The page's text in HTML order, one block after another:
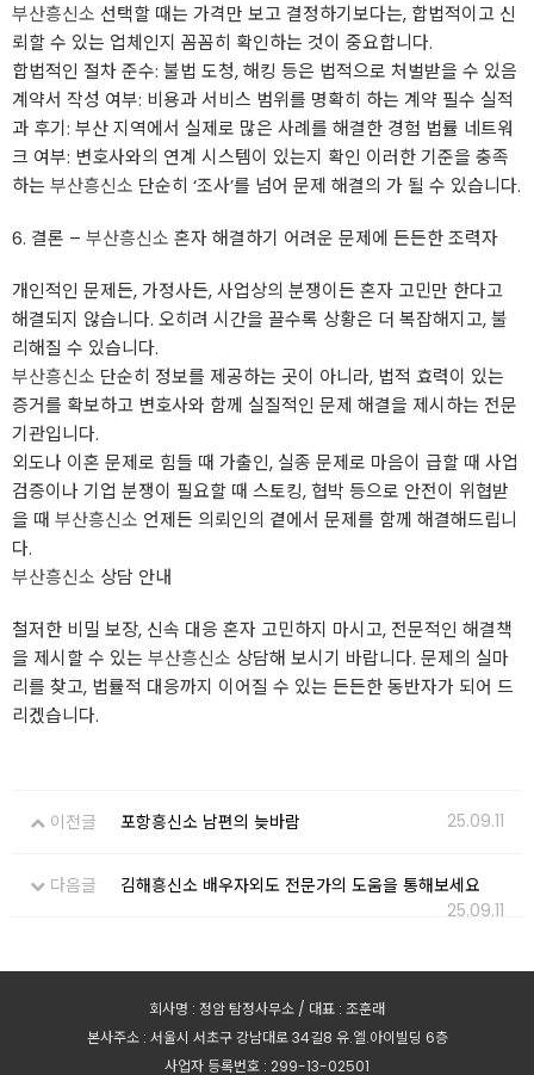
부산흥신소 선택할 때는 가격만 보고 결정하기보다는, 합법적이고 신
뢰할 수 있는 업체인지 꼼꼼히 확인하는 것이 중요합니다.
합법적인 절차 준수: 불법 도청, 해킹 등은 법적으로 처벌받을 수 있음
계약서 작성 여부: 비용과 서비스 범위를 명확히 하는 계약 필수 실적
과 후기: 부산 지역에서 실제로 많은 사례를 해결한 경험 법률 네트워
크 여부: 변호사와의 연계 시스템이 있는지 확인 이러한 기준을 충족
하는 부산흥신소 단순히 ‘조사’를 넘어 문제 해결의 가 될 수 있습니다.
6. 결론 – 부산흥신소 혼자 해결하기 어려운 문제에 든든한 조력자
개인적인 문제든, 가정사든, 사업상의 분쟁이든 혼자 고민만 한다고
해결되지 않습니다. 오히려 시간을 끌수록 상황은 더 복잡해지고, 불
리해질 수 있습니다.
부산흥신소 단순히 정보를 제공하는 곳이 아니라, 법적 효력이 있는
증거를 확보하고 변호사와 함께 실질적인 문제 해결을 제시하는 전문
기관입니다.
외도나 이혼 문제로 힘들 때 가출인, 실종 문제로 마음이 급할 때 사업
검증이나 기업 분쟁이 필요할 때 스토킹, 협박 등으로 안전이 위협받
을 때 부산흥신소 언제든 의뢰인의 곁에서 문제를 함께 해결해드립니
다.
부산흥신소 상담 안내
철저한 비밀 보장, 신속 대응 혼자 고민하지 마시고, 전문적인 해결책
을 제시할 수 있는 부산흥신소 상담해 보시기 바랍니다. 문제의 실마
리를 찾고, 법률적 대응까지 이어질 수 있는 든든한 동반자가 되어 드
리겠습니다.
이전글 포항흥신소 남편의 늦바람 25.09.11
다음글
김해흥신소 배우자외도 전문가의 도움을 통해보세요
25.09.11
회사명 : 정암 탐정사무소 / 대표 : 조훈래
본사주소 : 서울시 서초구 강남대로 34길8 유.엘.아이빌딩 6층
사업자 등록번호 : 299-13-02501